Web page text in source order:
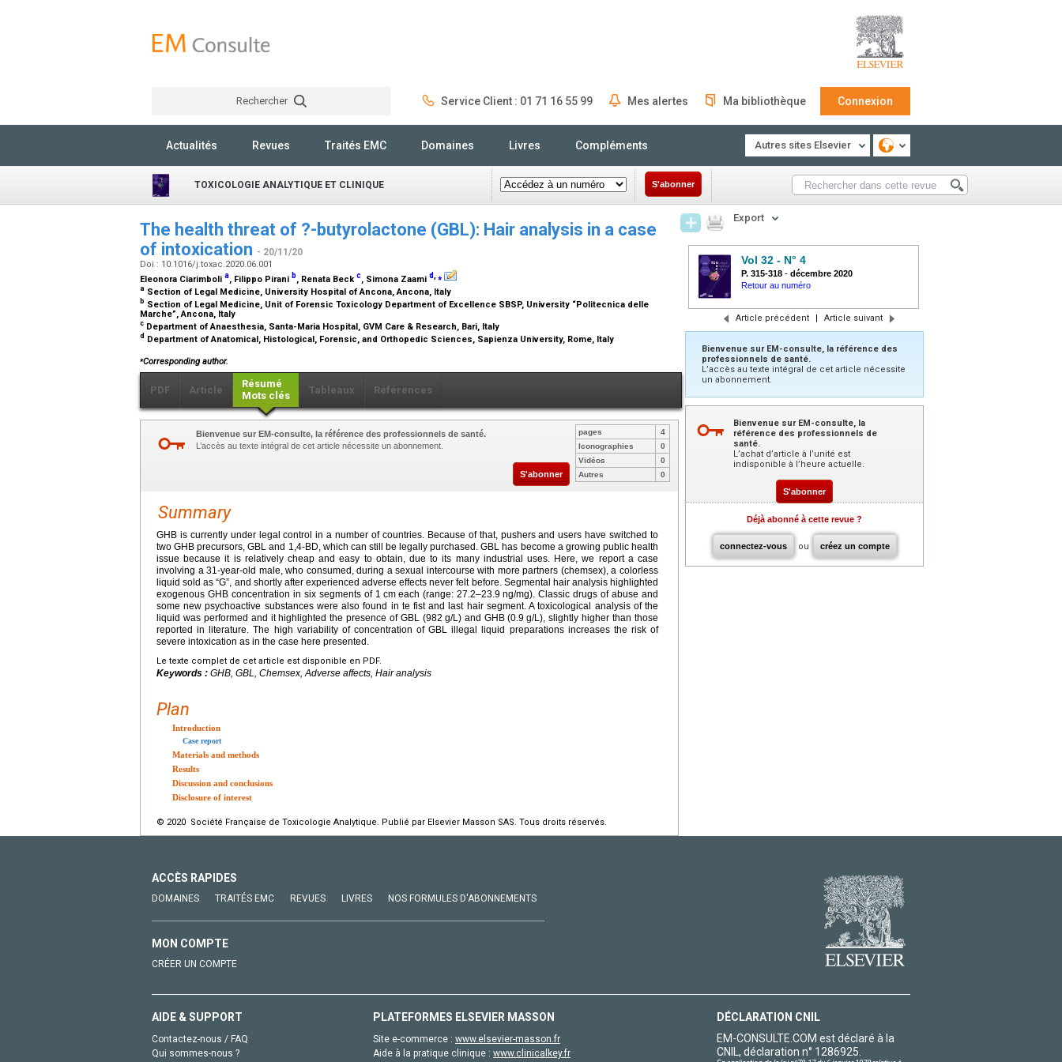
Rechercher Service Client : 01 71 16 55 99 Mes alertes Ma bibliothèque Connexion
Actualités Revues Traités EMC Domaines Livres Compléments Autres sites Elsevier
TOXICOLOGIE ANALYTIQUE ET CLINIQUE S'abonner
The health threat of ?-butyrolactone (GBL): Hair analysis in a case
of intoxication - 20/11/20
Doi : 10.1016/j.toxac.2020.06.001
Eleonora Ciarimboli a, Filippo Pirani b, Renata Beckc, Simona Zaami d,⁎
a Section of Legal Medicine, University Hospital of Ancona, Ancona, Italy
b Section of Legal Medicine, Unit of Forensic Toxicology Department of Excellence SBSP, University “Politecnica delle
Marche”, Ancona, Italy
c Department of Anaesthesia, Santa-Maria Hospital, GVM Care & Research, Bari, Italy
d Department of Anatomical, Histological, Forensic, and Orthopedic Sciences, Sapienza University, Rome, Italy
⁎Corresponding author.
PDF Article
Résumé
Mots clés
Tableaux Références
Bienvenue sur EM-consulte, la référence des professionnels de santé.
L’accès au texte intégral de cet article nécessite un abonnement.
S'abonner
pages
4
Iconographies
0
Vidéos
0
Autres
0
Summary
GHB is currently under legal control in a number of countries. Because of that, pushers and users have switched to
two GHB precursors, GBL and 1,4-BD, which can still be legally purchased. GBL has become a growing public health
issue because it is relatively cheap and easy to obtain, due to its many industrial uses. Here, we report a case
involving a 31-year-old male, who consumed, during a sexual intercourse with more partners (chemsex), a colorless
liquid sold as “G”, and shortly after experienced adverse effects never felt before. Segmental hair analysis highlighted
exogenous GHB concentration in six segments of 1 cm each (range: 27.2–23.9 ng/mg). Classic drugs of abuse and
some new psychoactive substances were also found in te fist and last hair segment. A toxicological analysis of the
liquid was performed and it highlighted the presence of GBL (982 g/L) and GHB (0.9 g/L), slightly higher than those
reported in literature. The high variability of concentration of GBL illegal liquid preparations increases the risk of
severe intoxication as in the case here presented.
Le texte complet de cet article est disponible en PDF.
Keywords : GHB, GBL, Chemsex, Adverse affects, Hair analysis
Plan
Introduction
Case report
Materials and methods
Results
Discussion and conclusions
Disclosure of interest
© 2020 Société Française de Toxicologie Analytique. Publié par Elsevier Masson SAS. Tous droits réservés.
Export
Vol 32 - N° 4
P. 315-318 - décembre 2020
Retour au numéro
Article précédent | Article suivant
Bienvenue sur EM-consulte, la référence des
professionnels de santé.
L’accès au texte intégral de cet article nécessite
un abonnement.
Bienvenue sur EM-consulte, la
référence des professionnels de
santé.
L’achat d’article à l’unité est
indisponible à l’heure actuelle.
S'abonner
Déjà abonné à cette revue ?
connectez-vous ou créez un compte
ACCÈS RAPIDES
DOMAINES TRAITÉS EMC REVUES LIVRES NOS FORMULES D'ABONNEMENTS
MON COMPTE
CRÉER UN COMPTE
AIDE & SUPPORT
Contactez-nous / FAQ
Qui sommes-nous ?
PLATEFORMES ELSEVIER MASSON
Site e-commerce : www.elsevier-masson.fr
Aide à la pratique clinique : www.clinicalkey.fr
DÉCLARATION CNIL
EM-CONSULTE.COM est déclaré à la
CNIL, déclaration n° 1286925.